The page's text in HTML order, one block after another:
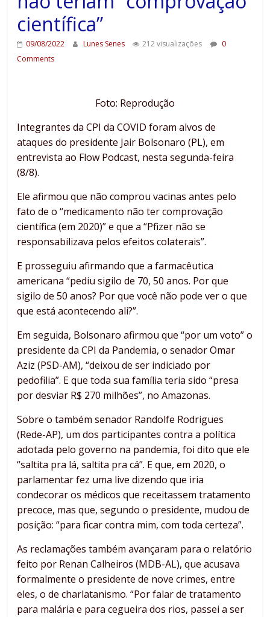
científica”
09/08/2022 Lunes Senes 212 visualizações
0
Comments
Foto: Reprodução
Integrantes da CPI da COVID foram alvos de
ataques do presidente Jair Bolsonaro (PL), em
entrevista ao Flow Podcast, nesta segunda-feira
(8/8).
Ele afirmou que não comprou vacinas antes pelo
fato de o “medicamento não ter comprovação
científica (em 2020)” e que a “Pfizer não se
responsabilizava pelos efeitos colaterais”.
E prosseguiu afirmando que a farmacêutica
americana “pediu sigilo de 70, 50 anos. Por que
sigilo de 50 anos? Por que você não pode ver o que
que está acontecendo ali?”.
Em seguida, Bolsonaro afirmou que “por um voto” o
presidente da CPI da Pandemia, o senador Omar
Aziz (PSD-AM), “deixou de ser indiciado por
pedofilia”. E que toda sua família teria sido “presa
por desviar R$ 270 milhões”, no Amazonas.
Sobre o também senador Randolfe Rodrigues
(Rede-AP), um dos participantes contra a política
adotada pelo governo na pandemia, foi dito que ele
“saltita pra lá, saltita pra cá”. E que, em 2020, o
parlamentar fez uma live dizendo que iria
condecorar os médicos que receitassem tratamento
precoce, mas que, segundo o presidente, mudou de
posição: “para ficar contra mim, com toda certeza”.
As reclamações também avançaram para o relatório
feito por Renan Calheiros (MDB-AL), que acusava
formalmente o presidente de nove crimes, entre
eles, o de charlatanismo. “Por falar de tratamento
para malária e para cegueira dos rios, passei a ser